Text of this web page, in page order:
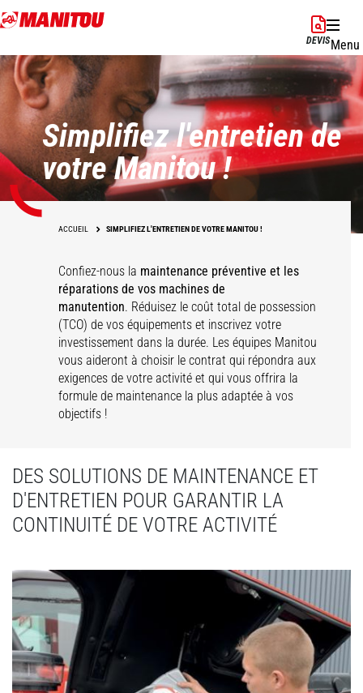
Aller
au
principal
DEVISMenu
Simplifiez l'entretien de
votre Manitou !
ACCUEIL SIMPLIFIEZ L'ENTRETIEN DE VOTRE MANITOU !
Confiez-nous la maintenance préventive et les
réparations de vos machines de
manutention. Réduisez le coût total de possession
(TCO) de vos équipements et inscrivez votre
investissement dans la durée. Les équipes Manitou
vous aideront à choisir le contrat qui répondra aux
exigences de votre activité et qui vous offrira la
formule de maintenance la plus adaptée à vos
objectifs !
DES SOLUTIONS DE MAINTENANCE ET
D'ENTRETIEN POUR GARANTIR LA
CONTINUITÉ DE VOTRE ACTIVITÉ